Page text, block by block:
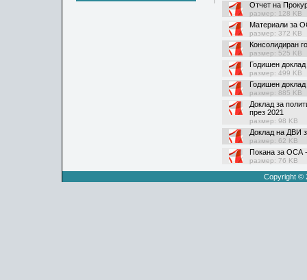
Отчет на
размер: 128 KB
Материали за
размер: 372 KB
Консолидиран
размер: 525 KB
Годишен
размер: 499 KB
Годишен
размер: 885 KB
Доклад за
през 2021
размер: 98 KB
Доклад на ДВИ
размер: 62 KB
Покана за ОСА
размер: 76 KB
Copyright ©